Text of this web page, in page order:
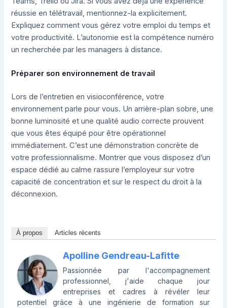
réussie en télétravail, mentionnez-la explicitement.
Expliquez comment vous gérez votre emploi du temps et
votre productivité. L’autonomie est la compétence numéro
un recherchée par les managers à distance.
Préparer son environnement de travail
Lors de l’entretien en visioconférence, votre
environnement parle pour vous. Un arrière-plan sobre, une
bonne luminosité et une qualité audio correcte prouvent
que vous êtes équipé pour être opérationnel
immédiatement. C’est une démonstration concrète de
votre professionnalisme. Montrer que vous disposez d’un
espace dédié au calme rassure l’employeur sur votre
capacité de concentration et sur le respect du droit à la
déconnexion.
À propos Articles récents
Apolline Gendreau-Lafitte
Passionnée par l'accompagnement
professionnel, j'aide chaque jour
entreprises et cadres à révéler leur
potentiel grâce à une ingénierie de formation sur